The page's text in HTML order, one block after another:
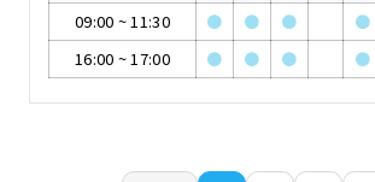
09:00 ~11:30 ● ● ● ●
16:00 ~17:00 ● ● ● ●